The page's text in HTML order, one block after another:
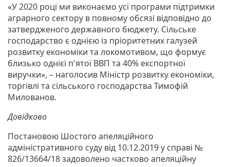
«У 2020 році ми виконаємо усі програми підтримки
аграрного сектору в повному обсязі відповідно до
затвердженого державного бюджету. Сільське
господарство є однією із пріоритетних галузей
розвитку економіки та локомотивом, що формує
близько однієї п'ятої ВВП та 40% експортної
виручки», – наголосив Міністр розвитку економіки,
торгівлі та сільського господарства Тимофій
Милованов.
Довідково
Постановою Шостого апеляційного
адміністративного суду від 10.12.2019 у справі №
826/13664/18 задоволено частково апеляційну